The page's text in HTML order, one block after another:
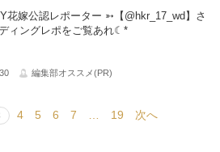
花嫁公認レポーター ➳【@hkr_17_wd】さ
ィングレポをご覧あれ☾*
編集部オススメ(PR)
4 5 6 7 … 19 次へ